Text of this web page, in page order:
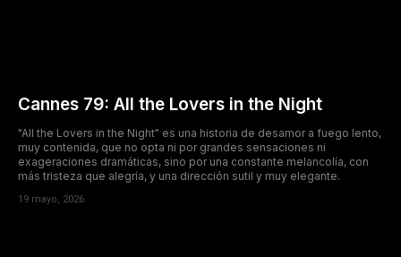
Cannes 79: All the Lovers in the Night
"All the Lovers in the Night" es una historia de desamor a fuego lento,
muy contenida, que no opta ni por grandes sensaciones ni
exageraciones dramáticas, sino por una constante melancolía, con
más tristeza que alegría, y una dirección sutil y muy elegante.
19 mayo, 2026